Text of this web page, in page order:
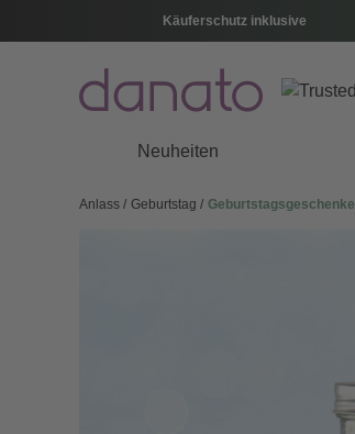
Käuferschutz inklusive
Neuheiten
Anlass Geburtstag Geburtstagsgeschenke